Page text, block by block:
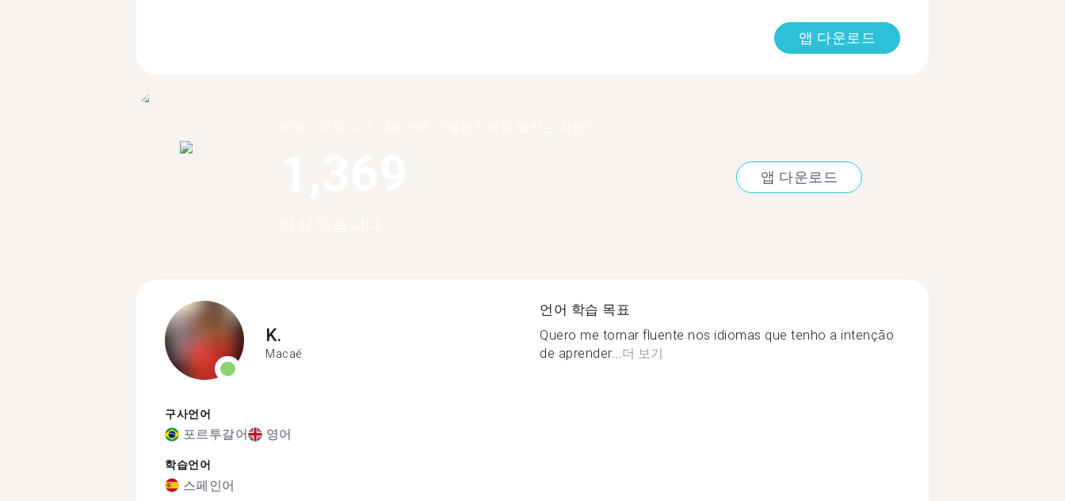
앱 다운로드
앱 다운로드
K.
Macaé
구사언어
포르투갈어 영어
학습언어
스페인어
언어 학습 목표
Quero me tornar fluente nos idiomas que tenho a intenção
de aprender... 더 보기